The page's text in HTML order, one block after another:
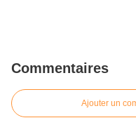
Commentaires
Ajouter un